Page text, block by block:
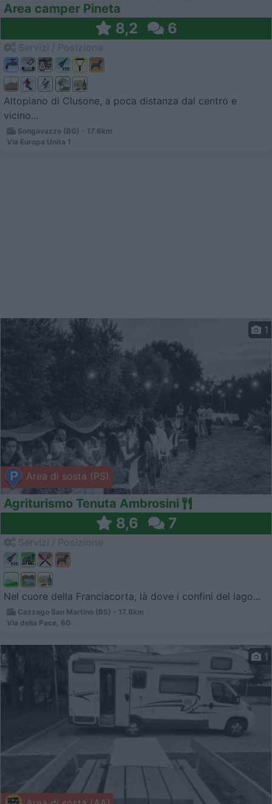
Area camper Pineta
8,2 6
Altopiano di Clusone, a poca distanza dal centro e
vicino...
Songavazzo (BG) - 17.6km
Via Europa Unita 1
Area di sosta (PS)
1
Agriturismo Tenuta Ambrosini
8,6 7
Nel cuore della Franciacorta, là dove i confini del lago...
Cazzago San Martino (BS) - 17.8km
Via della Pace, 60
1